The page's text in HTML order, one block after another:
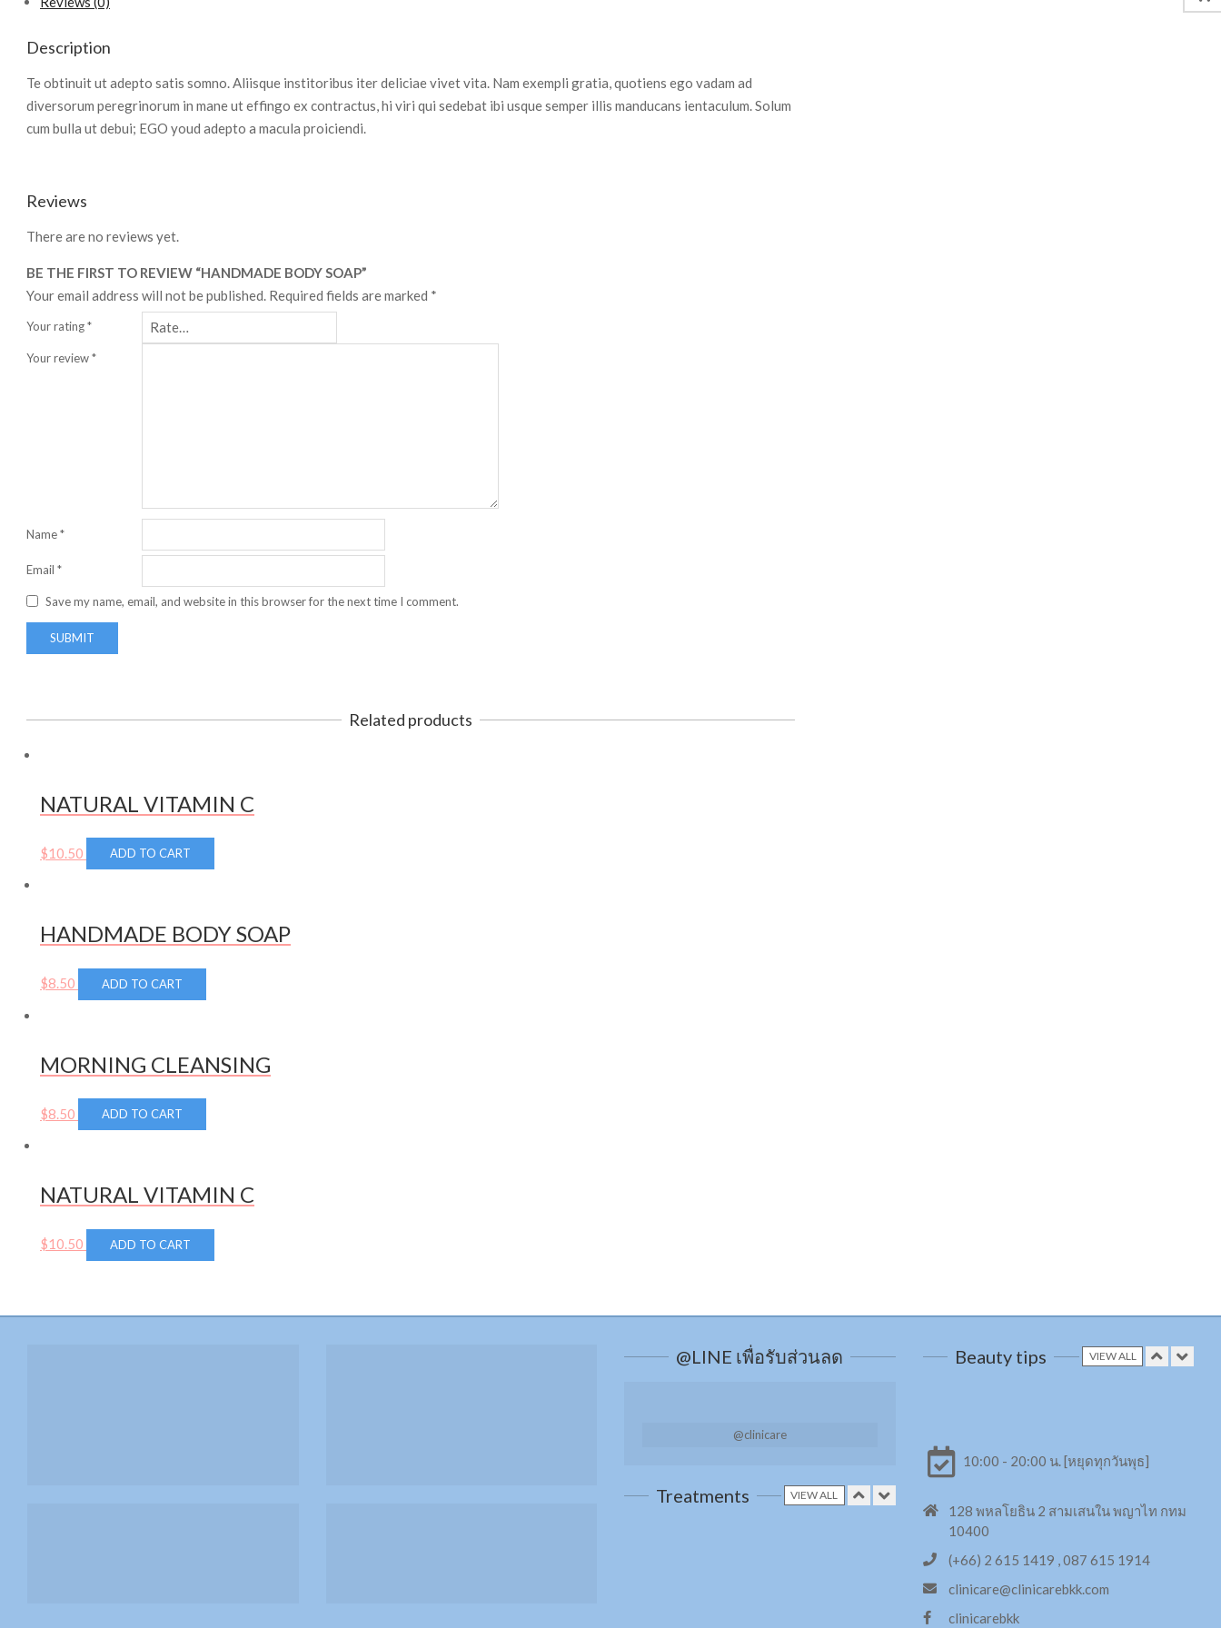
Description
Te obtinuit ut adepto satis somno. Aliisque institoribus iter deliciae vivet vita. Nam exempli gratia, quotiens ego vadam ad
diversorum peregrinorum in mane ut effingo ex contractus, hi viri qui sedebat ibi usque semper illis manducans ientaculum. Solum
cum bulla ut debui; EGO youd adepto a macula proiciendi.
Reviews
There are no reviews yet.
BE THE FIRST TO REVIEW “HANDMADE BODY SOAP”
Your email address will not be published. Required fields are marked *
Your rating*
Your review*
Name*
Email *
Save my name, email, and website in this browser for the next time I comment.
Related products
NATURAL VITAMIN C
$10.50 ADD TO CART
HANDMADE BODY SOAP
$8.50 ADD TO CART
MORNING CLEANSING
$8.50 ADD TO CART
NATURAL VITAMIN C
$10.50 ADD TO CART
@LINE เพื่อรับส่วนลด
@clinicare
Treatments VIEW ALL
Beauty tips VIEW ALL
X3 สลาย Cellulite
Filler หรือ Hyaluronic Acid
10:00 - 20:00 น. [หยุดทุกวันพุธ]
128 พหลโยธิน 2 สามเสนใน พญาไท กทม
10400
(+66) 2 615 1419 , 087 615 1914
clinicare@clinicarebkk.com
clinicarebkk